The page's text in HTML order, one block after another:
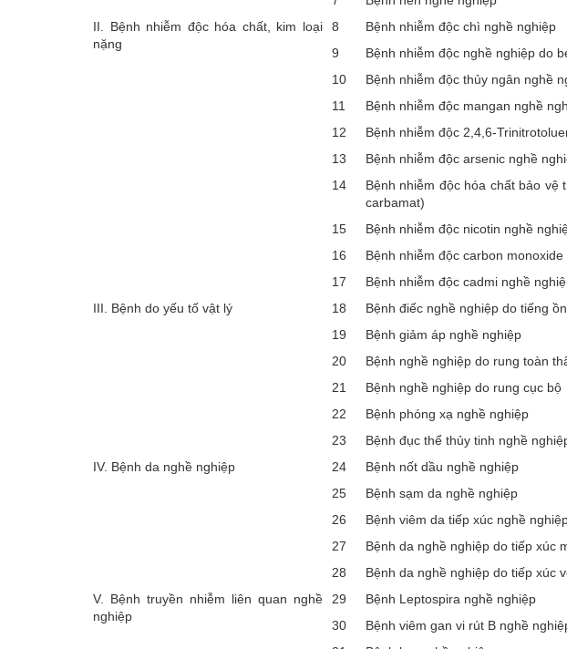
II. Bệnh nhiễm độc hóa chất, kim loại
nặng
8
Bệnh nhiễm độc chì nghề nghiệp
9
Bệnh nhiễm độc nghề nghiệp do
10
Bệnh nhiễm độc thủy ngân nghề
11
Bệnh nhiễm độc mangan nghề
12
Bệnh nhiễm độc 2,4,6-
13
Bệnh nhiễm độc arsenic nghề
14
Bệnh nhiễm độc hóa chất bảo
carbamat)
15
Bệnh nhiễm độc nicotin nghề
16
Bệnh nhiễm độc carbon
17
Bệnh nhiễm độc cadmi nghề
III. Bệnh do yếu tố vật lý
18
Bệnh điếc nghề nghiệp do tiếng ồn
19
Bệnh giảm áp nghề nghiệp
20
Bệnh nghề nghiệp do rung toàn
21
Bệnh nghề nghiệp do rung cục bộ
22
Bệnh phóng xạ nghề nghiệp
23
Bệnh đục thể thủy tinh nghề
IV. Bệnh da nghề nghiệp
24
Bệnh nốt dầu nghề nghiệp
25
Bệnh sạm da nghề nghiệp
26
Bệnh viêm da tiếp xúc nghề
27
Bệnh da nghề nghiệp do tiếp xúc
28
Bệnh da nghề nghiệp do tiếp xúc
V. Bệnh truyền nhiễm liên quan nghề
nghiệp
29
Bệnh Leptospira nghề nghiệp
30
Bệnh viêm gan vi rút B nghề